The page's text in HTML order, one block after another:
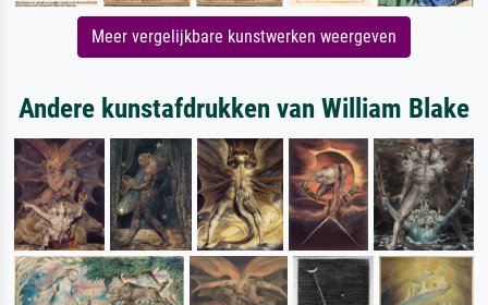
Meer vergelijkbare kunstwerken weergeven
Andere kunstafdrukken van William Blake